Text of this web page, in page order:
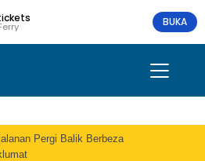
BUKA
Pergi Balik Berbeza